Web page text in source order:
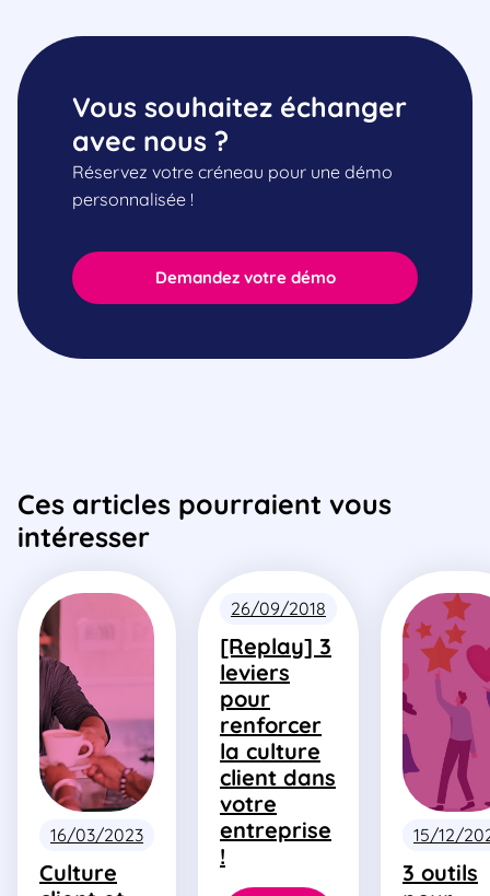
Demandez votre démo
Vous souhaitez échanger
avec nous ?
Réservez votre créneau pour une démo
personnalisée !
Ces articles pourraient vous
intéresser
16/03/2023
Culture
26/09/2018
[Replay] 3
leviers
pour
renforcer
la culture
client dans
votre
entreprise
!
15/12/
3 outils